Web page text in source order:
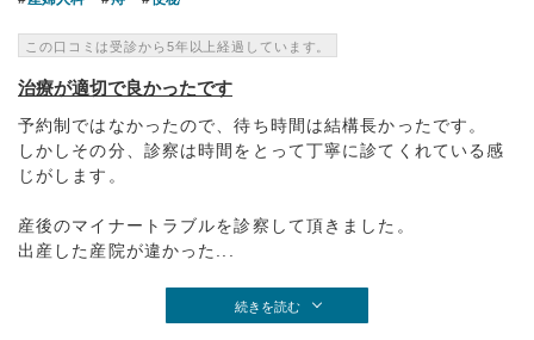
この口コミは受診から5年以上経過しています。
治療が適切で良かったです
予約制ではなかったので、待ち時間は結構長かったです。
しかしその分、診察は時間をとって丁寧に診てくれている感
じがします。
産後のマイナートラブルを診察して頂きました。
出産した産院が違かった...
続きを読む